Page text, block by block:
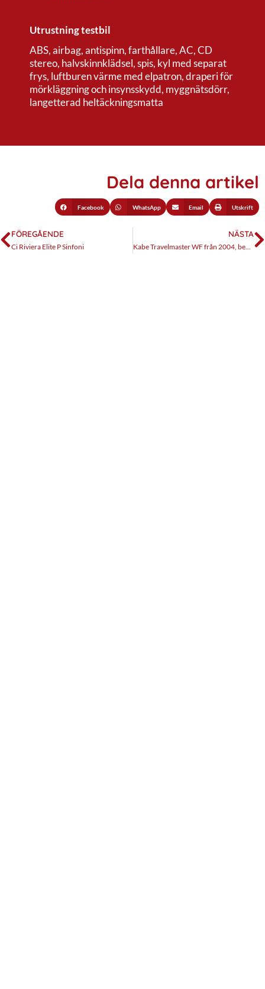
Utrustning testbil
ABS, airbag, antispinn, farthållare, AC, CD
stereo, halvskinnklädsel, spis, kyl med separat
frys, luftburen värme med elpatron, draperi för
mörkläggning och insynsskydd, myggnätsdörr,
langetterad heltäckningsmatta
Dela denna artikel
Facebook WhatsApp Email Utskrift
FÖREGÅENDE
Ci Riviera Elite P Sinfoni
NÄSTA
Kabe Travelmaster WF från 2004, begagnattest